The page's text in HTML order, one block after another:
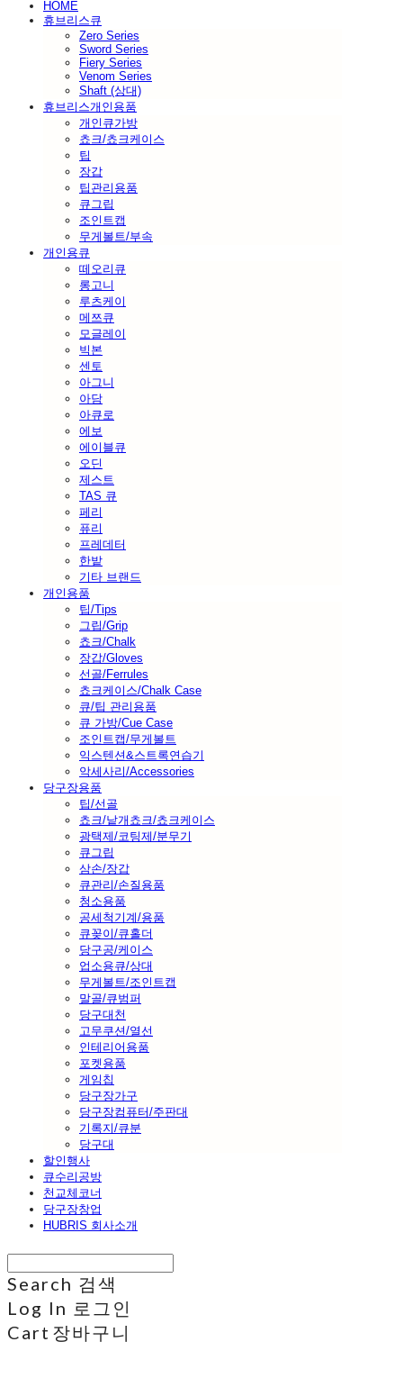
HOME
휴브리스큐
Zero Series
Sword Series
Fiery Series
Venom Series
Shaft (상대)
휴브리스개인용품
개인큐가방
쵸크/쵸크케이스
팁
장갑
팁관리용품
큐그립
조인트캡
무게볼트/부속
개인용큐
떼오리큐
롱고니
루츠케이
메쯔큐
모글레이
빅본
센토
아그니
아담
아큐로
에보
에이블큐
오딘
제스트
TAS 큐
페리
퓨리
프레데터
한밭
기타 브랜드
개인용품
팁/Tips
그립/Grip
쵸크/Chalk
장갑/Gloves
선골/Ferrules
쵸크케이스/Chalk Case
큐/팁 관리용품
큐 가방/Cue Case
조인트캡/무게볼트
익스텐션&스트록연습기
악세사리/Accessories
당구장용품
팁/선골
쵸크/낱개쵸크/쵸크케이스
광택제/코팅제/분무기
큐그립
삼손/장갑
큐관리/손질용품
청소용품
공세척기계/용품
큐꽂이/큐홀더
당구공/케이스
업소용큐/상대
무게볼트/조인트캡
말골/큐범퍼
당구대천
고무쿠션/열선
인테리어용품
포켓용품
게임칩
당구장가구
당구장컴퓨터/주판대
기록지/큐분
당구대
할인행사
큐수리공방
천교체코너
당구장창업
HUBRIS 회사소개
Search 검색
Log In 로그인
Cart 장바구니